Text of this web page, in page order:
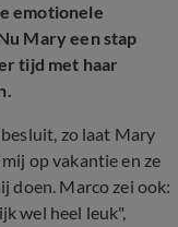
emotionele
Mary een stap
tijd met haar
zo laat Mary
op vakantie en ze
doen. Marco zei ook:
wel heel leuk",